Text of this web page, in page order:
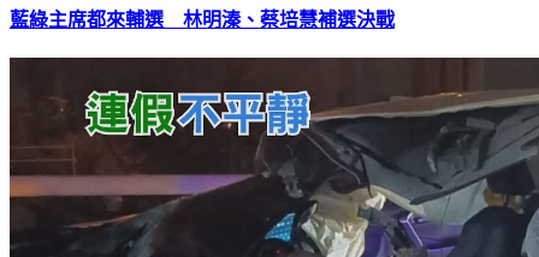
藍綠主席都來輔選 林明溱、蔡培慧補選決戰